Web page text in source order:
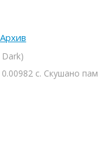
Архив
с. Скушано